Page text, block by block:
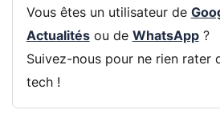
Vous êtes un utilisateur de
Actualitésou de WhatsApp?
Suivez-nous pour ne rien rater
tech !